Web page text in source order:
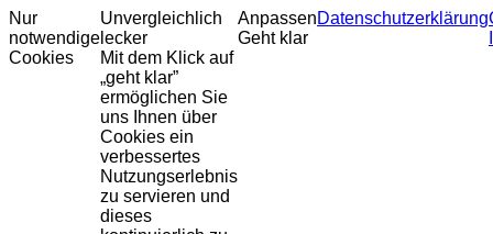
Nur
notwendige
Cookies
Unvergleichlich
lecker
Mit dem Klick auf
„geht klar”
ermöglichen Sie
uns Ihnen über
Cookies ein
verbessertes
Nutzungserlebnis
zu servieren und
dieses
Anpassen
Geht klar
Datenschutzerklärung